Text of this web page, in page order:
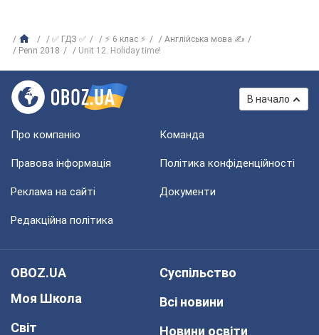
✅ ГДЗ ✅ ⚡ 6 клас ⚡
Англійська мова ✍
Penn 2018
Unit 12. Holiday time!
В начало
Про компанію Команда
Правова інформація Політика конфіденційності
Реклама на сайті Документи
Редакційна політика
OBOZ.UA
Моя Школа
Світ
Суспільство
Всі новини
Новини освіти